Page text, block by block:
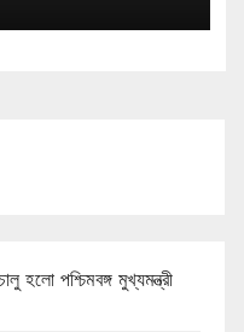
পশ্চিমবঙ্গ মুখ্যমন্ত্রী